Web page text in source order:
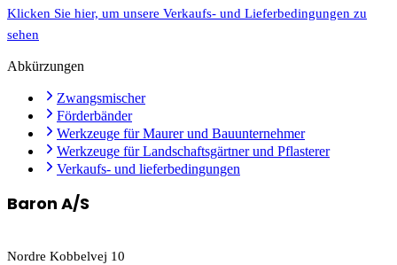
Klicken Sie hier, um unsere Verkaufs- und Lieferbedingungen zu
sehen
Abkürzungen
Zwangsmischer
Förderbänder
Werkzeuge für Maurer und Bauunternehmer
Werkzeuge für Landschaftsgärtner und Pflasterer
Verkaufs- und lieferbedingungen
Baron A/S
Nordre Kobbelvej 10